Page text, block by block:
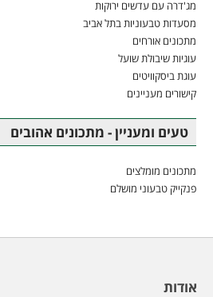
מג'דרה עם עדשים ירוקות
מסעדות טבעוניות בתל אביב
מתכונים אורחים
עוגיות שיבולת שועל
עוגת ביסקוויטים
קישורים מעניינים
טעים ומעניין - מתכונים אהובים
מתכונים מומלצים
פנקייק טבעוני מושלם
אודות